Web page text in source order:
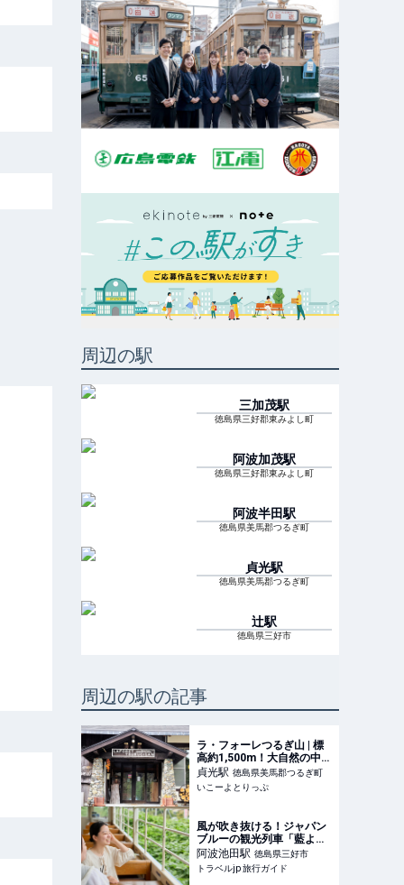
周辺の駅
三加茂駅
徳島県三好郡東みよし町
阿波加茂駅
徳島県三好郡東みよし町
阿波半田駅
徳島県美馬郡つるぎ町
貞光駅
徳島県美馬郡つるぎ町
辻駅
徳島県三好市
周辺の駅の記事
ラ・フォーレつるぎ山 | 標
高約1,500m！大自然の中の
とっておき空間の山上ホテ
ル｜大自然に包まれた癒し
の滞在を | 徳島県美馬郡つ
貞光駅 徳島県美馬郡つるぎ町
いこーよとりっぷ
風が吹き抜ける！ジャパン
ブルーの観光列車「藍よし
のがわトロッコ」で徳島横
断 | 徳島県 | トラベルjp 旅
行ガイド
阿波池田駅 徳島県三好市
トラベルjp 旅行ガイド